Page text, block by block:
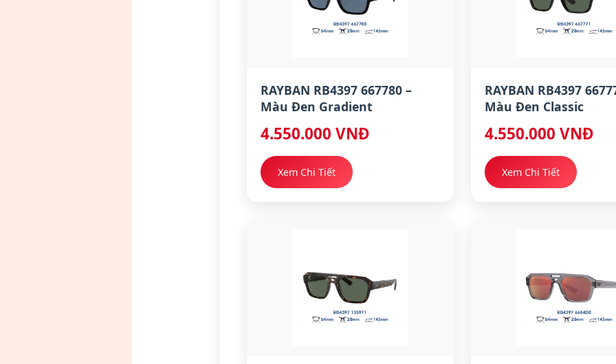
RAYBAN RB4397 667780 –
Màu Đen Gradient
4.550.000 VNĐ
Xem Chi Tiết
RAYBAN RB4397
Màu Đen Classic
4.550.000 VNĐ
Xem Chi Tiết